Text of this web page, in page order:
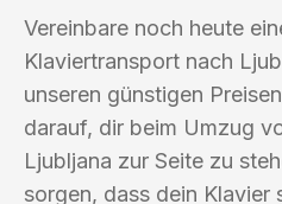
Vereinbare noch heute
Klaviertransport nach
unseren günstigen
darauf, dir beim Umzug
Ljubljana zur Seite zu
sorgen, dass dein Klavier